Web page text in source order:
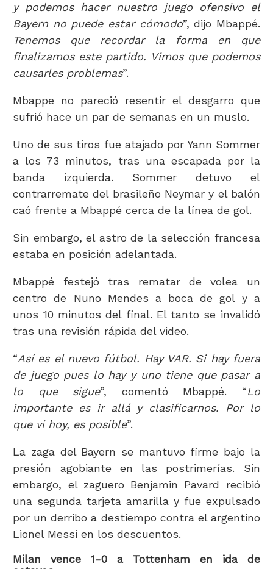
y podemos hacer nuestro juego ofensivo el
Bayern no puede estar cómodo”, dijo Mbappé.
Tenemos que recordar la forma en que
finalizamos este partido. Vimos que podemos
causarles problemas”.
Mbappe no pareció resentir el desgarro que
sufrió hace un par de semanas en un muslo.
Uno de sus tiros fue atajado por Yann Sommer
a los 73 minutos, tras una escapada por la
banda izquierda. Sommer detuvo el
contrarremate del brasileño Neymar y el balón
caó frente a Mbappé cerca de la línea de gol.
Sin embargo, el astro de la selección francesa
estaba en posición adelantada.
Mbappé festejó tras rematar de volea un
centro de Nuno Mendes a boca de gol y a
unos 10 minutos del final. El tanto se invalidó
tras una revisión rápida del video.
“Así es el nuevo fútbol. Hay VAR. Si hay fuera
de juego pues lo hay y uno tiene que pasar a
lo que sigue”, comentó Mbappé. “Lo
importante es ir allá y clasificarnos. Por lo
que vi hoy, es posible”.
La zaga del Bayern se mantuvo firme bajo la
presión agobiante en las postrimerías. Sin
embargo, el zaguero Benjamin Pavard recibió
una segunda tarjeta amarilla y fue expulsado
por un derribo a destiempo contra el argentino
Lionel Messi en los descuentos.
Milan vence 1-0 a Tottenham en ida de